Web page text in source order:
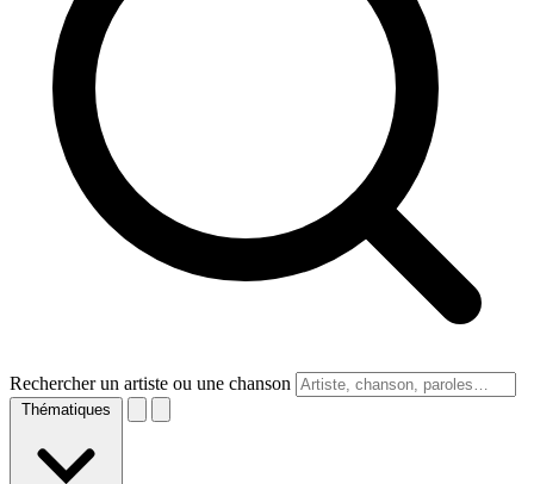
Rechercher un artiste ou une chanson
Thématiques